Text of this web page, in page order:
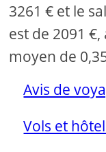
3261 € et le
est de 2091
moyen de
Avis de
Vols et